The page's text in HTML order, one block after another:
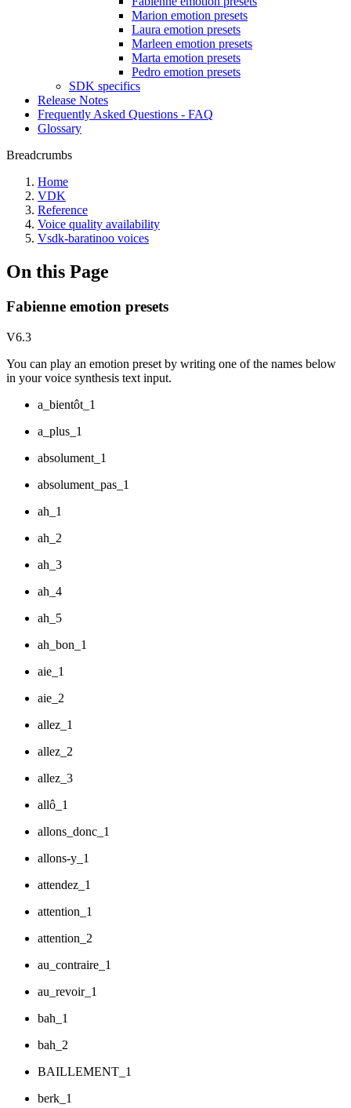
Marion emotion presets
Laura emotion presets
Marleen emotion presets
Marta emotion presets
Pedro emotion presets
SDK specifics
Release Notes
Frequently Asked Questions - FAQ
Glossary
Breadcrumbs
Home
VDK
Reference
Voice quality availability
Vsdk-baratinoo voices
On this Page
Fabienne emotion presets
V6.3
You can play an emotion preset by writing one of the names below
in your voice synthesis text input.
a_bientôt_1
a_plus_1
absolument_1
absolument_pas_1
ah_1
ah_2
ah_3
ah_4
ah_5
ah_bon_1
aie_1
aie_2
allez_1
allez_2
allez_3
allô_1
allons_donc_1
allons-y_1
attendez_1
attention_1
attention_2
au_contraire_1
au_revoir_1
bah_1
bah_2
BAILLEMENT_1
berk_1